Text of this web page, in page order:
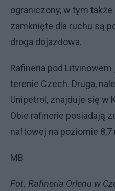
ograniczony, w tym
zamknięte dla ruchu są
droga dojazdowa.
Rafineria pod
terenie Czech. Druga,
Unipetrol, znajduje się w
Obie rafinerie posiadają
naftowej na poziomie
MB
Fot. Rafineria Orlenu w